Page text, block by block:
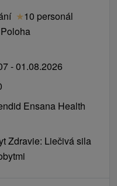
★10 personál
- 01.08.2026
Ensana Health
Zdravie: Liečivá sila